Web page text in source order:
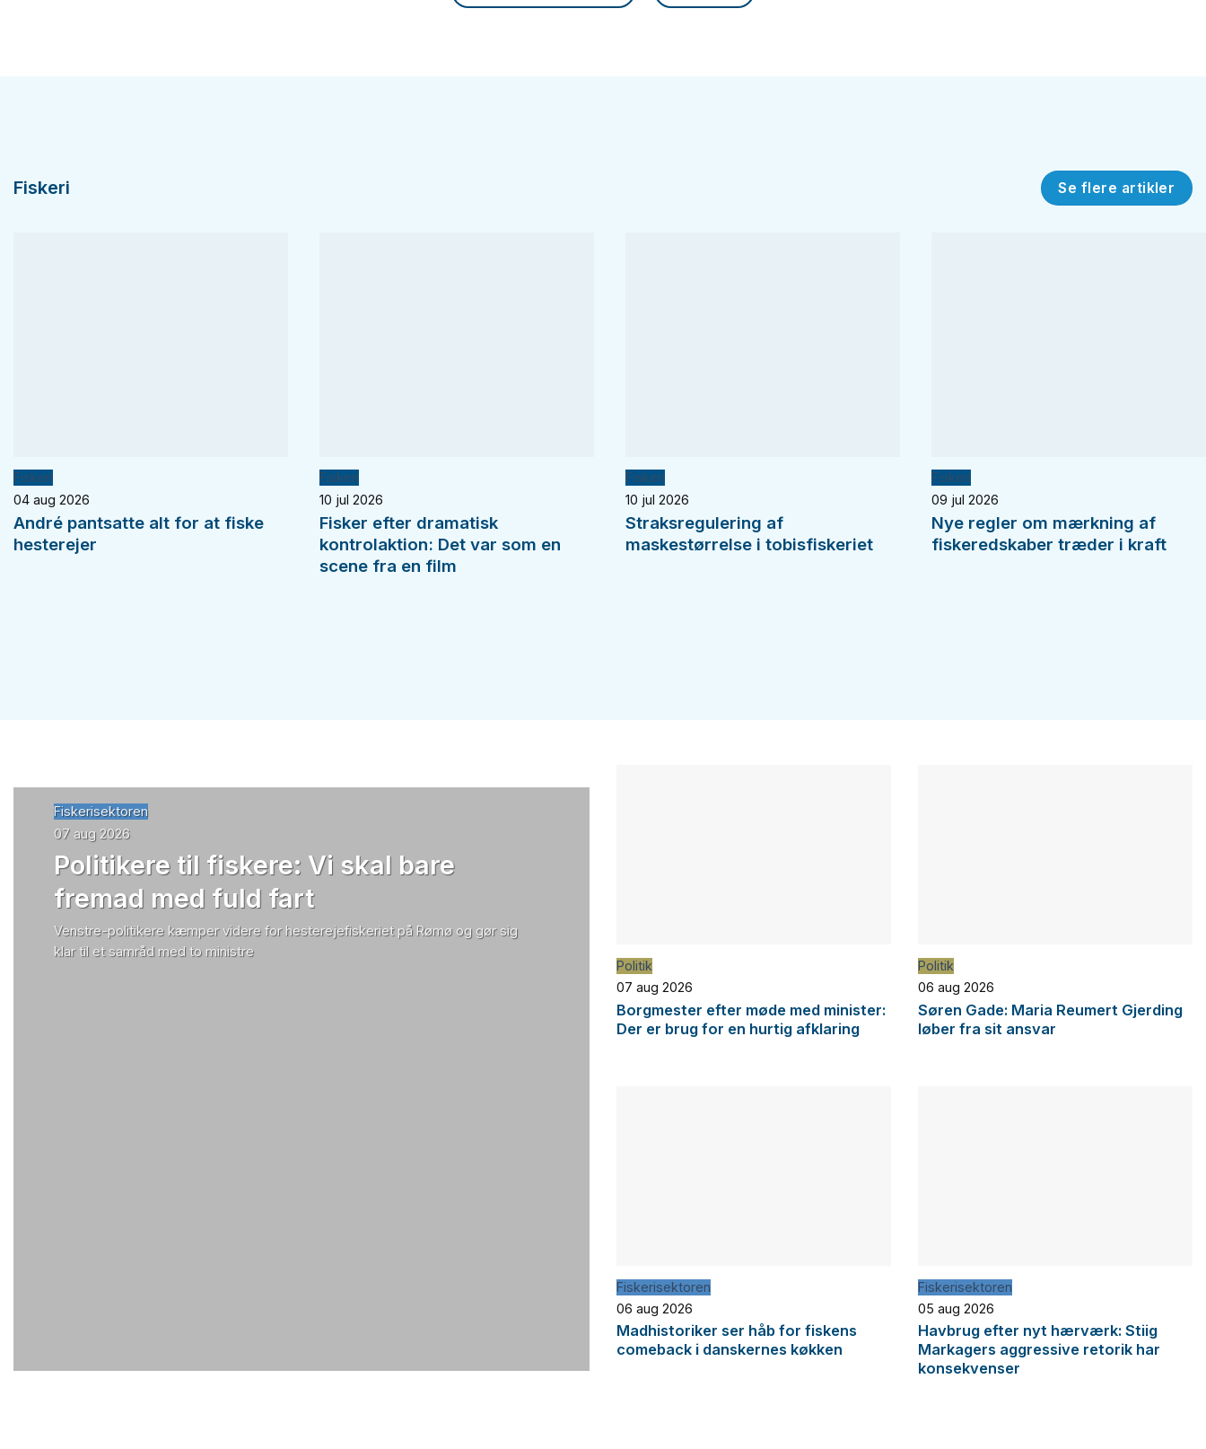
Fiskeri Se flere artikler
Fiskeri
04 aug 2026
André pantsatte alt for at fiske
hesterejer
Fiskeri
10 jul 2026
Fisker efter dramatisk
kontrolaktion: Det var som en
scene fra en film
Fiskeri
10 jul 2026
Straksregulering af
maskestørrelse i tobisfiskeriet
Fiskeri
09 jul 2026
Nye regler om mærkning af
fiskeredskaber træder i kraft
Fiskerisektoren
07 aug 2026
Politikere til fiskere: Vi skal bare
fremad med fuld fart
Venstre-politikere kæmper videre for hesterejefiskeriet på Rømø og gør sig
klar til et samråd med to ministre
Politik
07 aug 2026
Borgmester efter møde med minister:
Der er brug for en hurtig afklaring
Politik
06 aug 2026
Søren Gade: Maria Reumert Gjerding
løber fra sit ansvar
Fiskerisektoren
06 aug 2026
Madhistoriker ser håb for fiskens
comeback i danskernes køkken
Fiskerisektoren
05 aug 2026
Havbrug efter nyt hærværk: Stiig
Markagers aggressive retorik har
konsekvenser